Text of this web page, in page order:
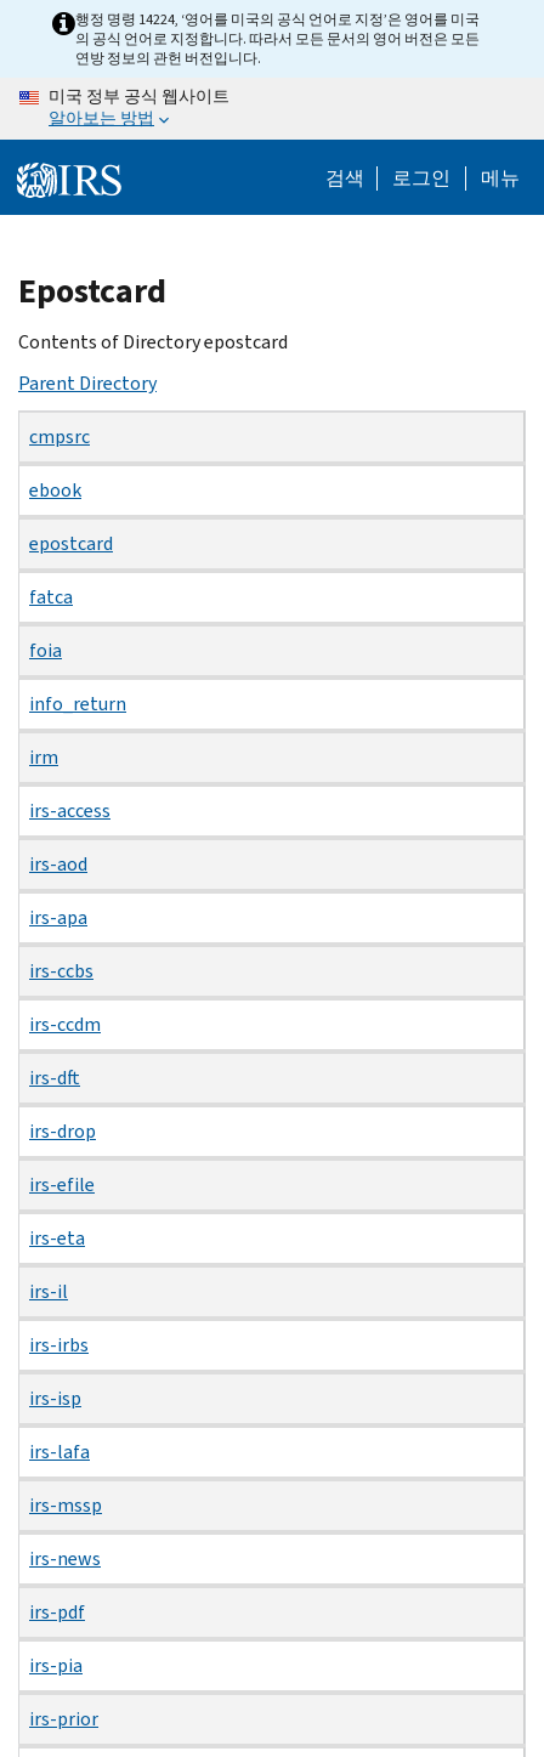
content
행정 명령 14224, ‘영어를 미국의 공식 언어로 지정’은 영어를 미국
의 공식 언어로 지정합니다. 따라서 모든 문서의 영어 버전은 모든
연방 정보의 관헌 버전입니다.
미국 정부 공식 웹사이트
알아보는 방법
검색 로그인 메뉴
Beginning
of
main
Epostcard
Contents of Directory epostcard
Parent Directory
cmpsrc
ebook
epostcard
fatca
foia
info_return
irm
irs-access
irs-aod
irs-apa
irs-ccbs
irs-ccdm
irs-dft
irs-drop
irs-efile
irs-eta
irs-il
irs-irbs
irs-isp
irs-lafa
irs-mssp
irs-news
irs-pdf
irs-pia
irs-prior